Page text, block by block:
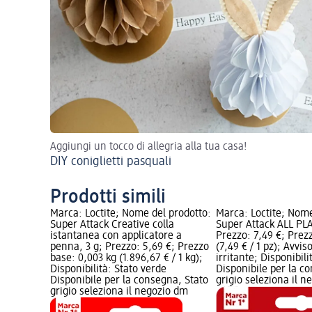
Aggiungi un tocco di allegria alla tua casa!
DIY coniglietti pasquali
Prodotti simili
Marca: Loctite; Nome del prodotto:
Super Attack Creative colla
istantanea con applicatore a
penna, 3 g; Prezzo: 5,69 €; Prezzo
base: 0,003 kg (1.896,67 € / 1 kg);
Disponibilità: Stato verde
Disponibile per la consegna, Stato
grigio seleziona il negozio dm
Marca: Loctite;
Super Attack ALL
Prezzo: 7,49 €;
(7,49 € / 1 pz);
irritante;
Disponibile per la
grigio seleziona il